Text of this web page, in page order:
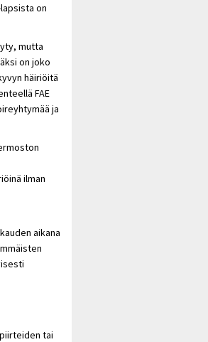
on
mutta
on joko
häiriöitä
FAE
ja
ilman
aikana
tai